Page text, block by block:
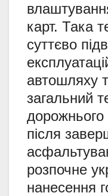
карт. Така
суттєво
автошляху
загальний
після
розпочне
нанесення